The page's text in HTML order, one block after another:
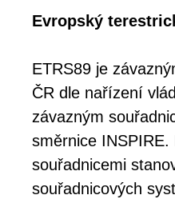
Evropský
ETRS89 je
ČR dle nařízení
závazným
směrnice
souřadnicemi
souřadnicových